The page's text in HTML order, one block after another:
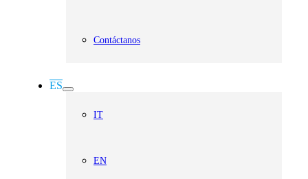
Contáctanos
ES
IT
EN